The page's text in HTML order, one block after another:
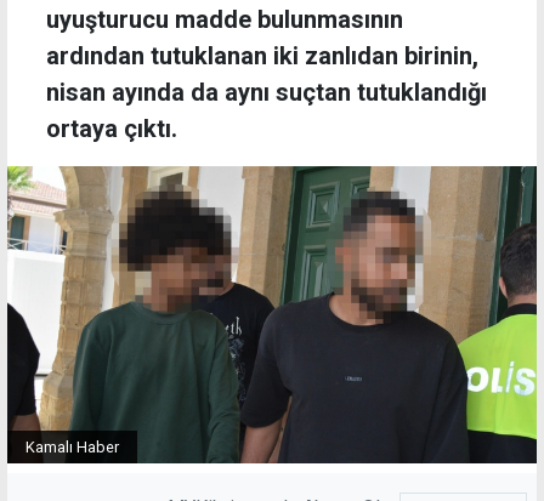
uyuşturucu madde bulunmasının
ardından tutuklanan iki zanlıdan birinin,
nisan ayında da aynı suçtan tutuklandığı
ortaya çıktı.
Kamalı Haber